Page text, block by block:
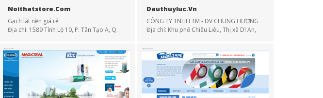
Noithatstore.com
Gạch lát nền giá rẻ
Địa chỉ: 1589 Tỉnh Lộ 10, P. Tân Tạo A, Q.
Email:
Điện thoại: 0934...
Dauthuyluc.vn
CÔNG TY TNHH TM - DV CHUNG HƯƠNG
Địa chỉ: Khu phố Chiêu Liêu, Thị xã Dĩ An,
Điện thoại: 0973 150 517 - 0274 364 2698
Email: chunghuongoil...